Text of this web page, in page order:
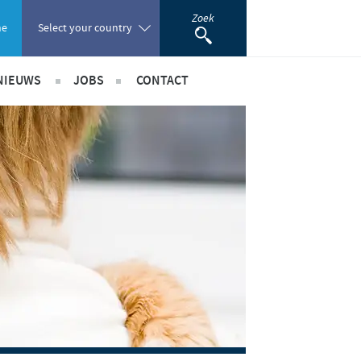
Select your country
Portugal
Romania
Russia
Zoek
Internationaal nieuws
Benelux Nieuws
JOBS
International position
CONTACT